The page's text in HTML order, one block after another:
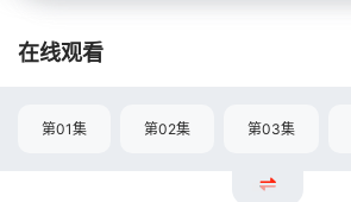
在线观看
第01集 第02集 第03集